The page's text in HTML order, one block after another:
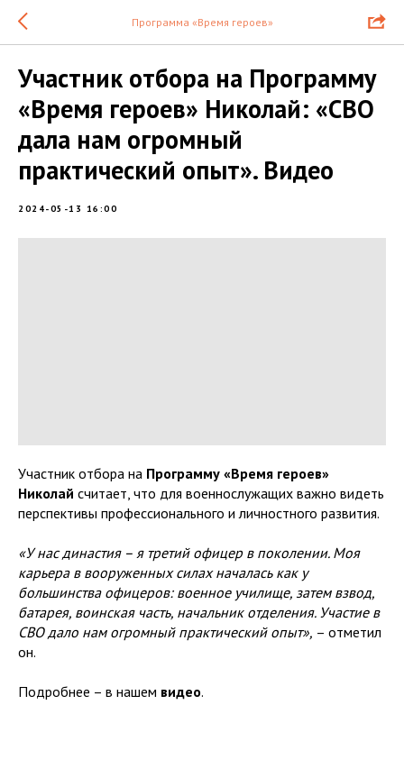
Программа «Время героев»
Участник отбора на Программу
«Время героев» Николай: «СВО
дала нам огромный
практический опыт». Видео
2024-05-13 16:00
Участник отбора на Программу «Время героев»
Николай считает, что для военнослужащих важно видеть
перспективы профессионального и личностного развития.
«У нас династия – я третий офицер в поколении. Моя
карьера в вооруженных силах началась как у
большинства офицеров: военное училище, затем взвод,
батарея, воинская часть, начальник отделения. Участие в
СВО дало нам огромный практический опыт», – отметил
он.
Подробнее – в нашем видео.